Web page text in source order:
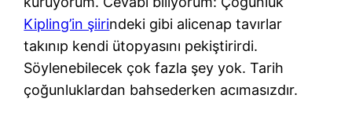
Kipling’in şiirindeki gibi alicenap tavırlar
takınıp kendi ütopyasını pekiştirirdi.
Söylenebilecek çok fazla şey yok. Tarih
çoğunluklardan bahsederken acımasızdır.